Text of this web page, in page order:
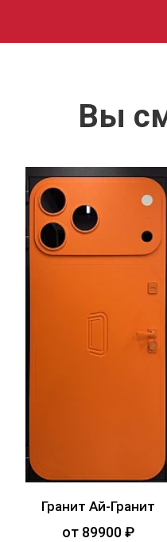
Вы
Гранит Ай-Гранит
от 89900 ₽